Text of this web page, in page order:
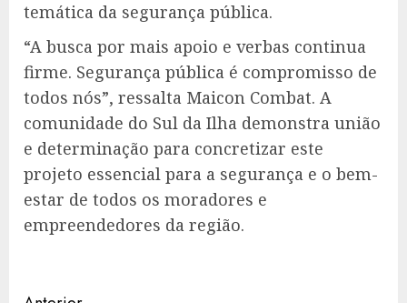
temática da segurança pública.
“A busca por mais apoio e verbas continua
firme. Segurança pública é compromisso de
todos nós”, ressalta Maicon Combat. A
comunidade do Sul da Ilha demonstra união
e determinação para concretizar este
projeto essencial para a segurança e o bem-
estar de todos os moradores e
empreendedores da região.